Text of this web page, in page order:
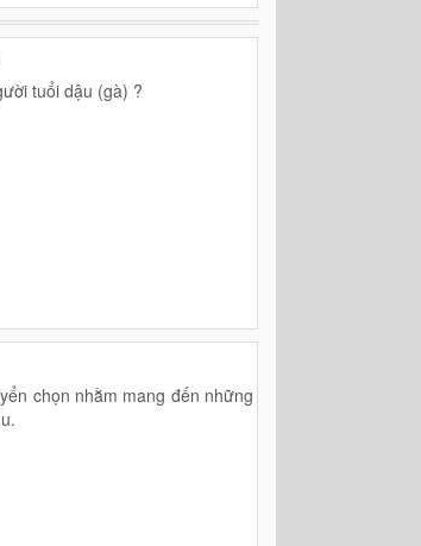
tuổi dậu (gà) ?
chọn nhằm mang đến những